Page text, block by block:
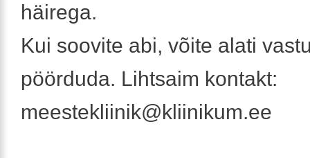
häirega.
Kui soovite abi, võite alati
pöörduda. Lihtsaim kontakt:
meestekliinik@kliinikum.ee